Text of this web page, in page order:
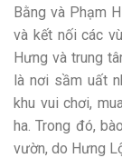
Bằng và Phạm
và kết nối các
Hưng và trung
là nơi sầm uất
khu vui chơi,
ha. Trong đó,
vườn, do Hưng